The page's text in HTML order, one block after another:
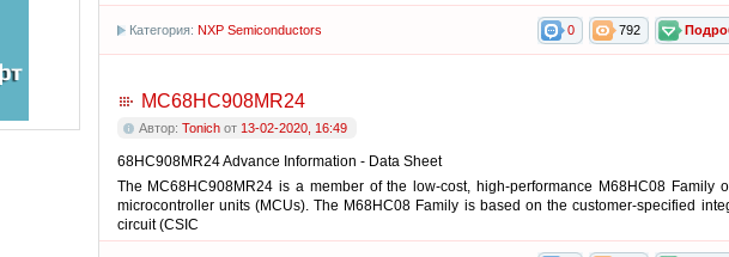
792
0
Категория: NXP Semiconductors
MC68HC908MR24
Автор: Tonichот 13-02-2020, 16:49
68HC908MR24 Advance Information - Data Sheet
The MC68HC908MR24 is a member of the low-cost, high-performance M68HC08 Family
microcontroller units (MCUs). The M68HC08 Family is based on the customer-specified
circuit (CSIC